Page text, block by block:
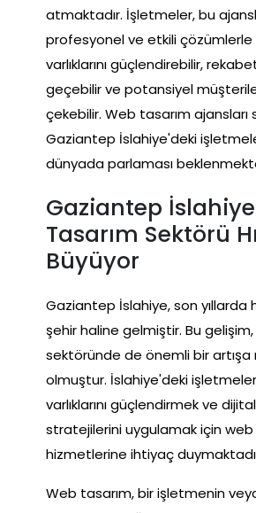
atmaktadır. İşletmeler, bu
profesyonel ve etkili
varlıklarını güçlendirebilir,
geçebilir ve potansiyel
çekebilir. Web tasarım ajansları
Gaziantep İslahiye'deki
dünyada parlaması
Gaziantep
Tasarım Sektörü
Büyüyor
Gaziantep İslahiye, son yıllarda
şehir haline gelmiştir. Bu
sektöründe de önemli bir artışa
olmuştur. İslahiye'deki
varlıklarını güçlendirmek ve
stratejilerini uygulamak için web
hizmetlerine ihtiyaç
Web tasarım, bir işletmenin